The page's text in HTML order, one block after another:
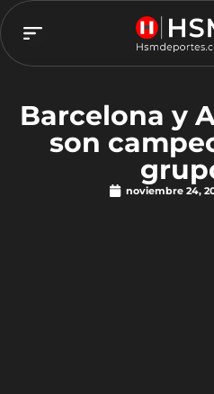
Barcelona y
son
noviembre 24,